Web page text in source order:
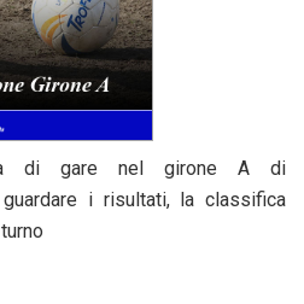
di gare nel girone A di
i risultati, la classifica